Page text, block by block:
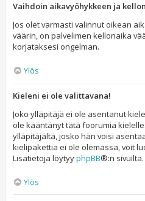
Vaihdoin aikavyöhykkeen ja
Jos olet varmasti valinnut oikean
väärin, on palvelimen kellonaika
korjataksesi ongelman.
Ylös
Kieleni ei ole valittavana!
Joko ylläpitäjä ei ole asentanut
ole kääntänyt tätä foorumia
ylläpitäjältä, josko hän voisi
kielipakettia ei ole olemassa, voit
Lisätietoja löytyyphpBB®:n sivuilta.
Ylös